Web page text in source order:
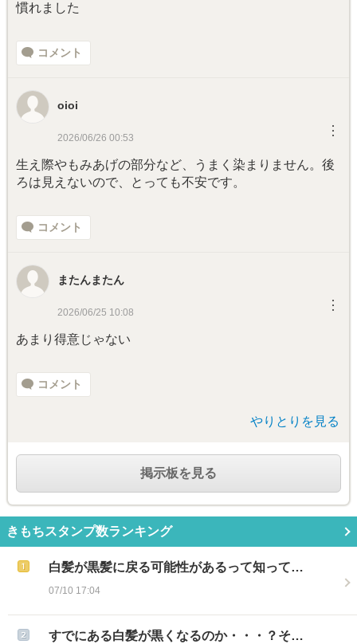
慣れました
コメント
oioi
2026/06/26 00:53 ︙
生え際やもみあげの部分など、うまく染まりません。後
ろは見えないので、とっても不安です。
コメント
またんまたん
2026/06/25 10:08 ︙
あまり得意じゃない
コメント
やりとりを見る
掲示板を見る
きもちスタンプ数ランキング
白髪が黒髪に戻る可能性があるって知って…
07/10 17:04
すでにある白髪が黒くなるのか・・・？そ…